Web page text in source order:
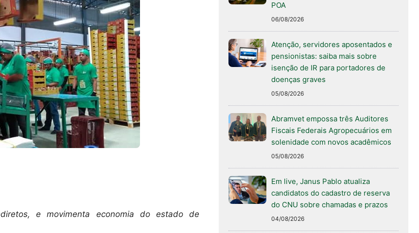
e movimenta economia do estado de
POA
06/08/2026
Atenção, servidores aposentados e
pensionistas: saiba mais sobre
isenção de IR para portadores de
doenças graves
05/08/2026
Abramvet empossa três Auditores
Fiscais Federais Agropecuários em
solenidade com novos acadêmicos
05/08/2026
Em live, Janus Pablo atualiza
candidatos do cadastro de reserva
do CNU sobre chamadas e prazos
04/08/2026